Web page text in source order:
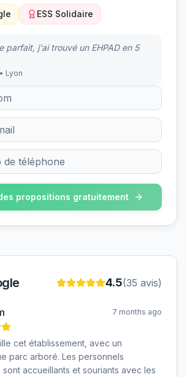
ESS Solidaire
parfait, j'ai trouvé un EHPAD en 5
Lyon
propositions gratuitement
4.5(35 avis)
7 months ago
cet établissement, avec un
parc arboré. Les personnels
sont accueillants et souriants avec les